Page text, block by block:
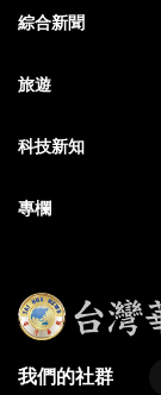
綜合新聞
旅遊
科技新知
專欄
我們的社群